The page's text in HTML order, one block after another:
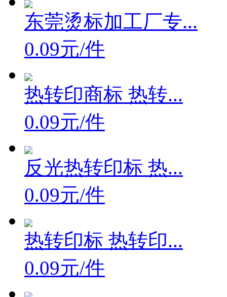
东莞烫标加工厂专...
0.09元/件
热转印商标 热转...
0.09元/件
反光热转印标 热...
0.09元/件
热转印标 热转印...
0.09元/件